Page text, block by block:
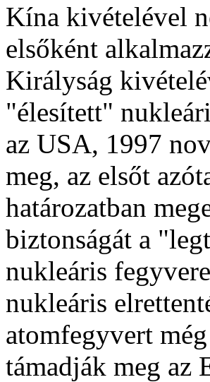
Kína kivételével
elsőként
Királyság
"élesített"
az USA, 1997
meg, az elsőt
határozatban
biztonságát a
nukleáris
nukleáris
atomfegyvert
támadják meg az